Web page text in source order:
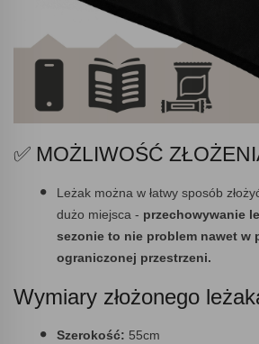
✅ MOŻLIWOŚĆ
Leżak można w łatwy sposób
dużo miejsca - przechowywanie
sezonie to nie problem nawet w
ograniczonej przestrzeni.
Wymiary złożonego
Szerokość: 55cm